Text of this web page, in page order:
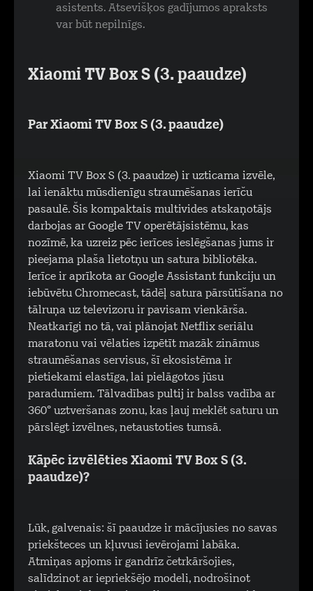
asistents. Atsevišķos gadījumos apraksts
var būt nepilnīgs.
Xiaomi TV Box S (3. paaudze)
Par Xiaomi TV Box S (3. paaudze)
Xiaomi TV Box S (3. paaudze) ir uzticama izvēle,
lai ienāktu mūsdienīgu straumēšanas ierīču
pasaulē. Šis kompaktais multivides atskaņotājs
darbojas ar Google TV operētājsistēmu, kas
nozīmē, ka uzreiz pēc ierīces ieslēgšanas jums ir
pieejama plaša lietotņu un satura bibliotēka.
Ierīce ir aprīkota ar Google Assistant funkciju un
iebūvētu Chromecast, tādēļ satura pārsūtīšana no
tālruņa uz televizoru ir pavisam vienkārša.
Neatkarīgi no tā, vai plānojat Netflix seriālu
maratonu vai vēlaties izpētīt mazāk zināmus
straumēšanas servisus, šī ekosistēma ir
pietiekami elastīga, lai pielāgotos jūsu
paradumiem. Tālvadības pultij ir balss vadība ar
360° uztveršanas zonu, kas ļauj meklēt saturu un
pārslēgt izvēlnes, netaustoties tumsā.
Kāpēc izvēlēties Xiaomi TV Box S (3.
paaudze)?
Lūk, galvenais: šī paaudze ir mācījusies no savas
priekšteces un kļuvusi ievērojami labāka.
Atmiņas apjoms ir gandrīz četrkāršojies,
salīdzinot ar iepriekšējo modeli, nodrošinot